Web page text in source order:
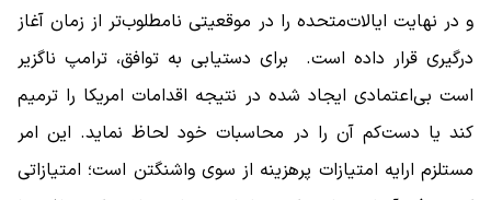
و در نهایت ایالات‌متحده را در موقعیتی نامطلوب‌تر از زمان آغاز
درگیری قرار داده است. برای دستیابی به توافق، ترامپ ناگزیر
است بی‌اعتمادی ایجاد شده در نتیجه اقدامات امریکا را ترمیم
کند یا دست‌کم آن را در محاسبات خود لحاظ نماید. این امر
مستلزم ارایه امتیازات پرهزینه از سوی واشنگتن است؛ امتیازاتی